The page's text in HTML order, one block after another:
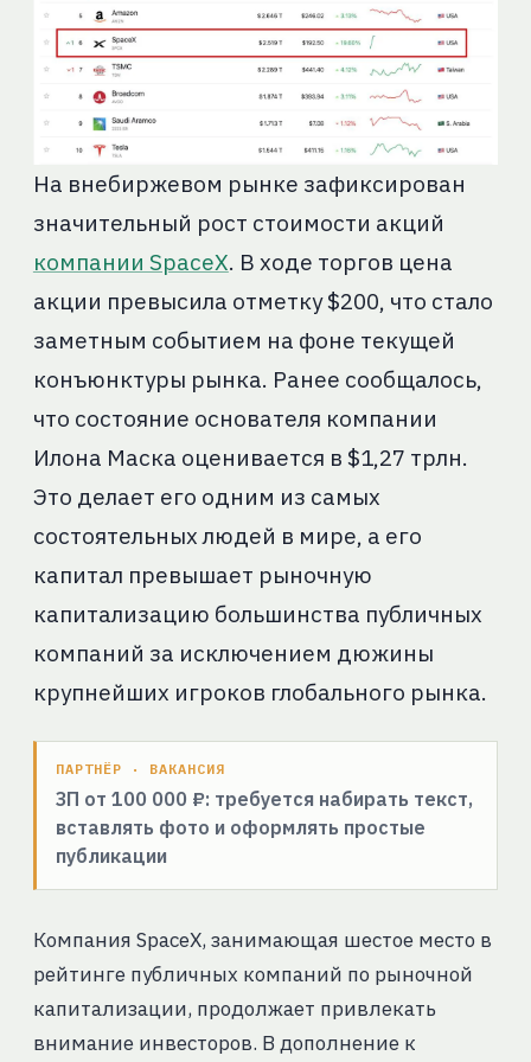
На внебиржевом рынке зафиксирован
значительный рост стоимости акций
компании SpaceX. В ходе торгов цена
акции превысила отметку $200, что стало
заметным событием на фоне текущей
конъюнктуры рынка. Ранее сообщалось,
что состояние основателя компании
Илона Маска оценивается в $1,27 трлн.
Это делает его одним из самых
состоятельных людей в мире, а его
капитал превышает рыночную
капитализацию большинства публичных
компаний за исключением дюжины
крупнейших игроков глобального рынка.
ПАРТНЁР · ВАКАНСИЯ
ЗП от 100 000 ₽: требуется набирать текст,
вставлять фото и оформлять простые
публикации
Компания SpaceX, занимающая шестое место в
рейтинге публичных компаний по рыночной
капитализации, продолжает привлекать
внимание инвесторов. В дополнение к